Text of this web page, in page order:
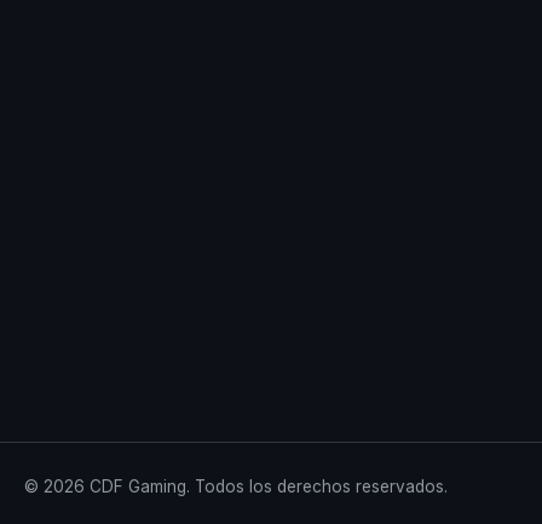
© 2026 CDF Gaming. Todos los derechos reservados.